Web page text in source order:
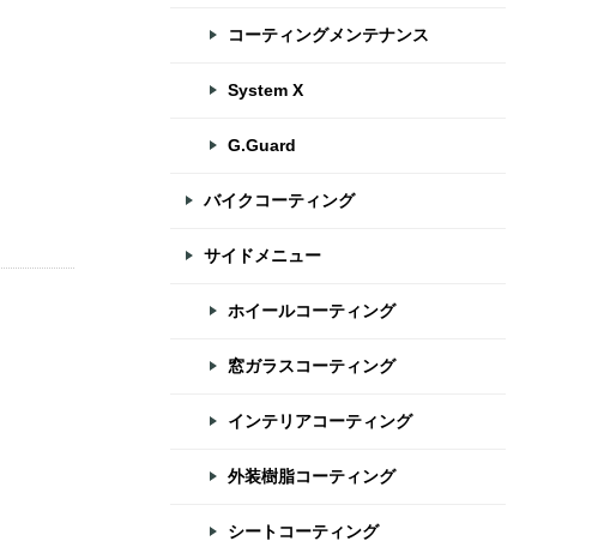
コーティングメンテナンス
System X
G.Guard
バイクコーティング
サイドメニュー
ホイールコーティング
窓ガラスコーティング
インテリアコーティング
外装樹脂コーティング
シートコーティング